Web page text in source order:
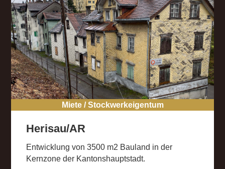
Miete / Stockwerkeigentum
Herisau/AR
Entwicklung von 3500 m2 Bauland in der
Kernzone der Kantonshauptstadt.